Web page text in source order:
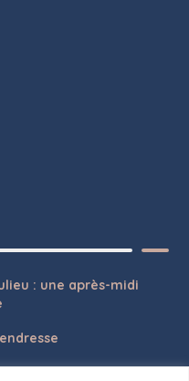
: une après-midi